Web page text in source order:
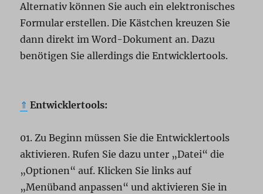
Alternativ können Sie auch ein elektronisches
Formular erstellen. Die Kästchen kreuzen Sie
dann direkt im Word-Dokument an. Dazu
benötigen Sie allerdings die Entwicklertools.
⇑ Entwicklertools:
01. Zu Beginn müssen Sie die Entwicklertools
aktivieren. Rufen Sie dazu unter „Datei“ die
„Optionen“ auf. Klicken Sie links auf
„Menüband anpassen“ und aktivieren Sie in